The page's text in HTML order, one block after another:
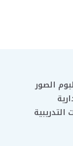
الصور
التدريبية